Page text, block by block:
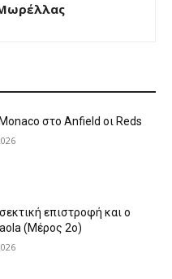
στο Anfield οι Reds
επιστροφή και ο
(Μέρος 2ο)